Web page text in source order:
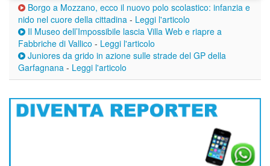
Borgo a Mozzano, ecco il nuovo polo scolastico: infanzia e
nido nel cuore della cittadina - Leggi l'articolo
Il Museo dell’Impossibile lascia Villa Web e riapre a
Fabbriche di Vallico - Leggi l'articolo
Juniores da grido in azione sulle strade del GP della
Garfagnana - Leggi l'articolo